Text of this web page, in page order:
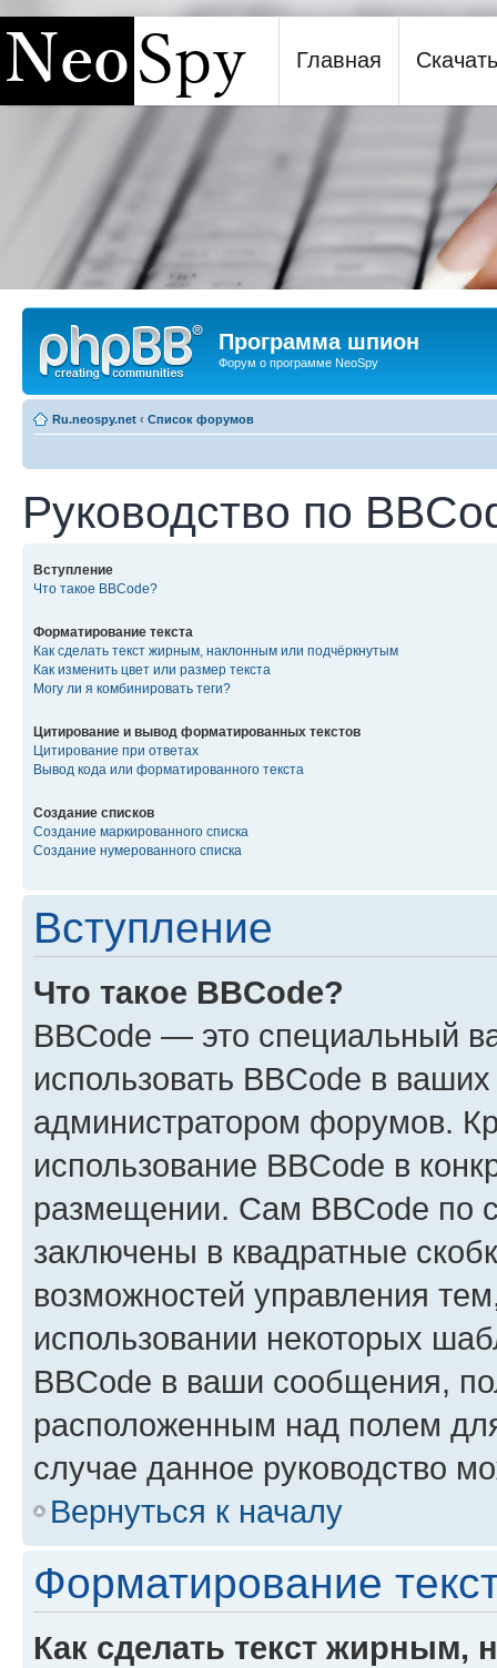
Программа шпион NeoSpy
Главная Скачать
Программа шпион
Форум о программе NeoSpy
Ru.neospy.net ‹ Список форумов
Руководство по
Вступление
Что такое BBCode?
Форматирование текста
Как сделать текст жирным, наклонным или подчёркнутым
Как изменить цвет или размер текста
Могу ли я комбинировать теги?
Цитирование и вывод форматированных текстов
Цитирование при ответах
Вывод кода или форматированного текста
Создание списков
Создание маркированного списка
Создание нумерованного списка
Вступление
Что такое BBCode?
BBCode — это специальный
использовать BBCode в
администратором форумов.
использование BBCode в
размещении. Сам BBCode по
заключены в квадратные
возможностей управления
использовании некоторых
BBCode в ваши сообщения,
расположенным над полем
случае данное руководство
Вернуться к началу
Форматирование
Как сделать текст